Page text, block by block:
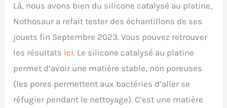
Là, nous avons bien du silicone catalysé au platine,
Nothosaur a refait tester des échantillons de ses
jouets fin Septembre 2023. Vous pouvez retrouver
les résultats ici. Le silicone catalysé au platine
permet d’avoir une matière stable, non poreuses
(les pores permettent aux bactéries d’aller se
réfugier pendant le nettoyage). C’est une matière